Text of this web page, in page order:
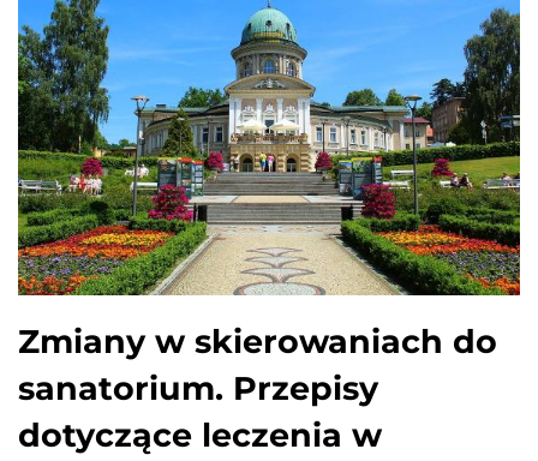
Zmiany w skierowaniach do
sanatorium. Przepisy
dotyczące leczenia w